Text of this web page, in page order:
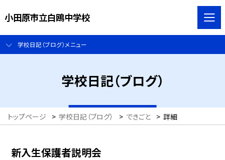
小田原市立白鴎中学校
学校日記（ブログ）メニュー
学校日記（ブログ）
トップページ > 学校日記（ブログ） > できごと > 詳細
新入生保護者説明会